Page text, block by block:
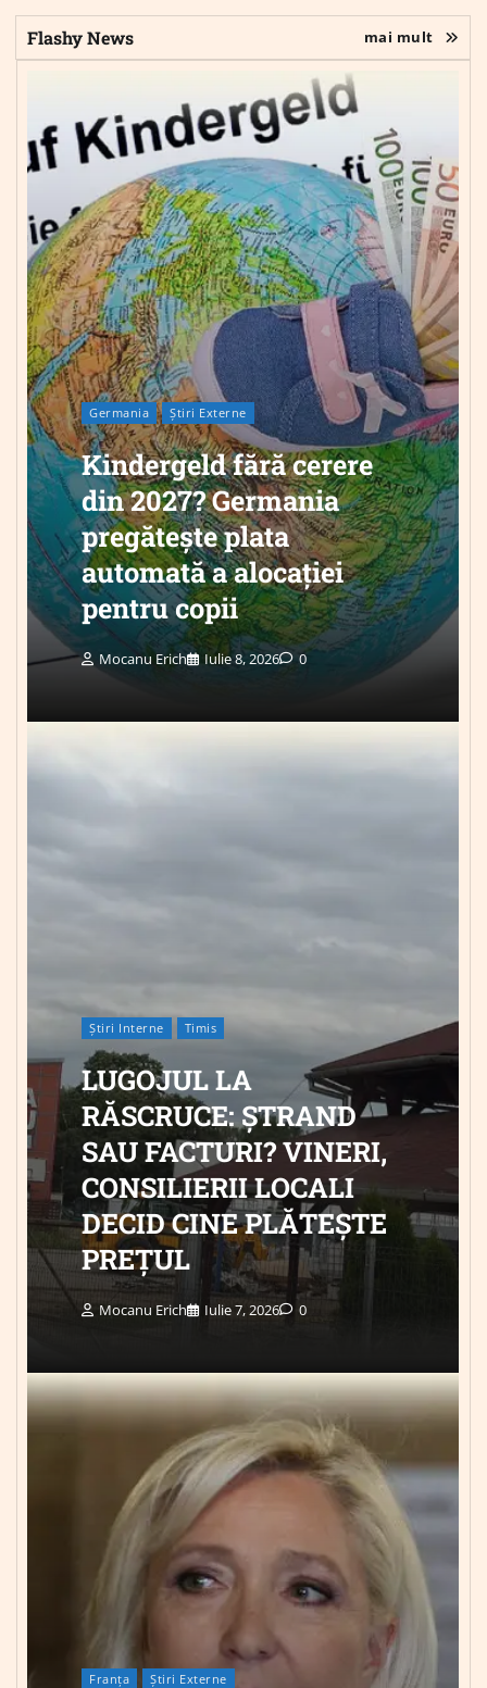
Flashy News mai mult
Germania Știri Externe
Kindergeld fără cerere
din 2027? Germania
pregătește plata
automată a alocației
pentru copii
Mocanu Erich Iulie 8, 2026 0
Știri Interne Timis
LUGOJUL LA
RĂSCRUCE: ȘTRAND
SAU FACTURI? VINERI,
CONSILIERII LOCALI
DECID CINE PLĂTEȘTE
PREȚUL
Mocanu Erich Iulie 7, 2026 0
Franța Știri Externe